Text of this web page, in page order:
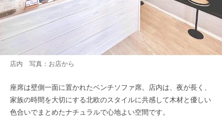
店内 写真：お店から
座席は壁側一面に置かれたベンチソファ席。店内は、夜が長く、
家族の時間を大切にする北欧のスタイルに共感して木材と優しい
色合いでまとめたナチュラルで心地よい空間です。